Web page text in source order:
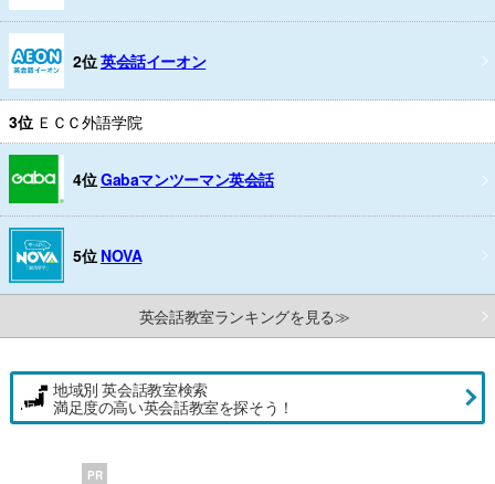
2位英会話イーオン
3位 ＥＣＣ外語学院
4位Gabaマンツーマン英会話
5位 NOVA
英会話教室ランキングを見る≫
地域別 英会話教室検索
満足度の高い英会話教室を探そう！
PR